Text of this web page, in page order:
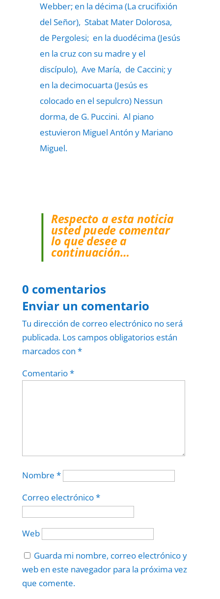
Webber; en la décima (La crucifixión
del Señor), Stabat Mater Dolorosa,
de Pergolesi; en la duodécima (Jesús
en la cruz con su madre y el
discípulo), Ave María, de Caccini; y
en la decimocuarta (Jesús es
colocado en el sepulcro) Nessun
dorma, de G. Puccini. Al piano
estuvieron Miguel Antón y Mariano
Miguel.
Respecto a esta noticia
usted puede comentar
lo que desee a
continuación…
0 comentarios
Enviar un comentario
Tu dirección de correo electrónico no será
publicada. Los campos obligatorios están
marcados con *
Comentario*
Nombre *
Correo electrónico*
Web
Guarda mi nombre, correo electrónico y
web en este navegador para la próxima vez
que comente.